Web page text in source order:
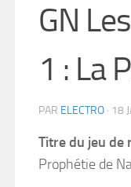
GN
1 : La
PAR ELECTRO · 18
Titre du jeu de
Prophétie de